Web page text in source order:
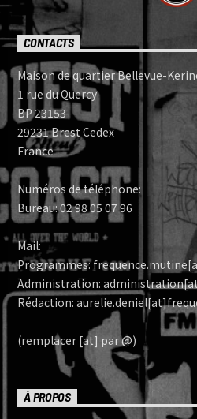
CONTACTS
Maison de quartier Bellevue-
1 rue du Quercy
BP 23153
29231 Brest Cedex
France
Numéros de téléphone:
Bureau: 02 98 05 07 96
Mail:
Programmes:
Administration:
Rédaction:
(remplacer [at] par @)
À PROPOS